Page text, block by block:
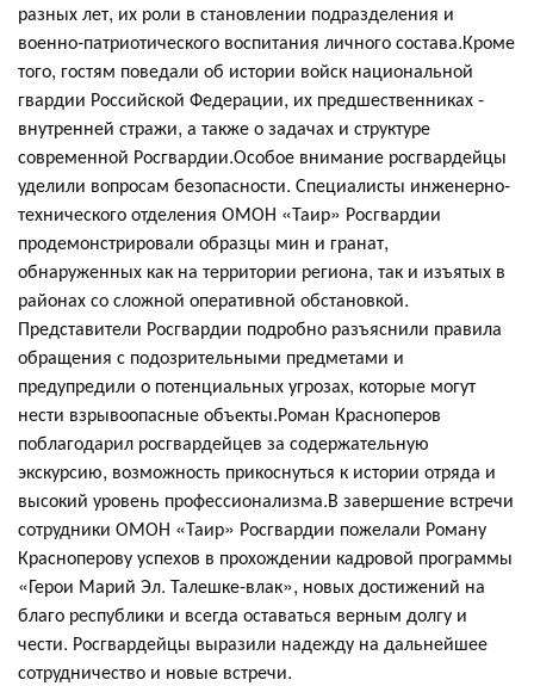
разных лет, их роли в становлении подразделения и
военно-патриотического воспитания личного состава.Кроме
того, гостям поведали об истории войск национальной
гвардии Российской Федерации, их предшественниках -
внутренней стражи, а также о задачах и структуре
современной Росгвардии.Особое внимание росгвардейцы
уделили вопросам безопасности. Специалисты инженерно-
технического отделения ОМОН «Таир» Росгвардии
продемонстрировали образцы мин и гранат,
обнаруженных как на территории региона, так и изъятых в
районах со сложной оперативной обстановкой.
Представители Росгвардии подробно разъяснили правила
обращения с подозрительными предметами и
предупредили о потенциальных угрозах, которые могут
нести взрывоопасные объекты.Роман Красноперов
поблагодарил росгвардейцев за содержательную
экскурсию, возможность прикоснуться к истории отряда и
высокий уровень профессионализма.В завершение встречи
сотрудники ОМОН «Таир» Росгвардии пожелали Роману
Красноперову успехов в прохождении кадровой программы
«Герои Марий Эл. Талешке-влак», новых достижений на
благо республики и всегда оставаться верным долгу и
чести. Росгвардейцы выразили надежду на дальнейшее
сотрудничество и новые встречи.